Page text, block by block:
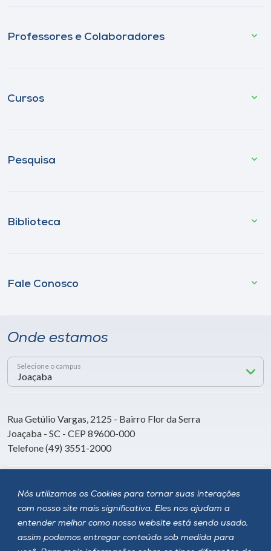
Nós utilizamos os Cookies para tornar suas interações
com nosso site mais significativa. Eles nos ajudam a
entender melhor como nosso website está sendo usado,
assim podemos entregar conteúdo sob medida para
Professores e Colaboradores
Cursos
Pesquisa
Biblioteca
Fale Conosco
Onde estamos
Selecione o campus
Rua Getúlio Vargas, 2125 - Bairro Flor da Serra
Joaçaba - SC - CEP 89600-000
Telefone (49) 3551-2000
Siga a Unoesc